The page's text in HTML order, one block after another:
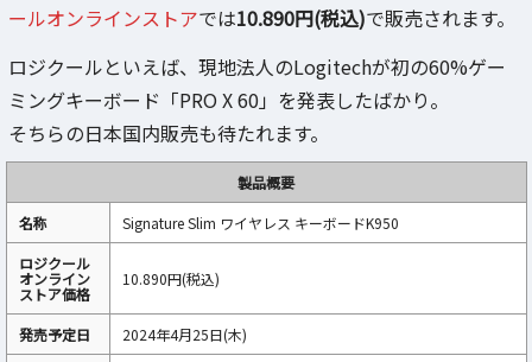
ールオンラインストアでは10.890円(税込)で販売されます。
ロジクールといえば、現地法人のLogitechが初の60%ゲー
ミングキーボード「PRO X 60」を発表したばかり。
そちらの日本国内販売も待たれます。
製品概要
名称
Signature Slim ワイヤレス キーボードK950
ロジクール
オンライン
ストア価格
10.890円(税込)
発売予定日
2024年4月25日(木)